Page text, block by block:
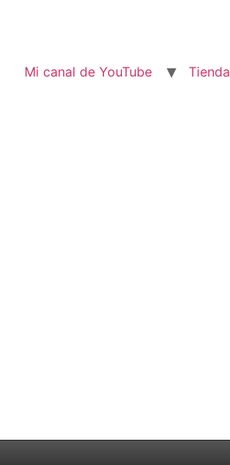
Mi canal de YouTube Tienda